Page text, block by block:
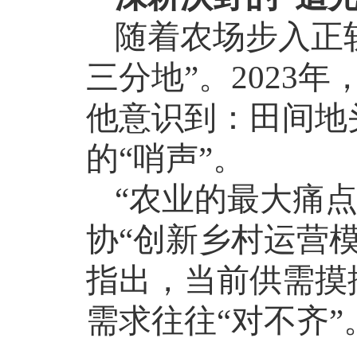
随着农场步入
三分地”。 2023年
他意识到：田间
的“哨声”。
“农业的最大痛
协“创新乡村运营
指出，当前供需
需求往往“对不齐”